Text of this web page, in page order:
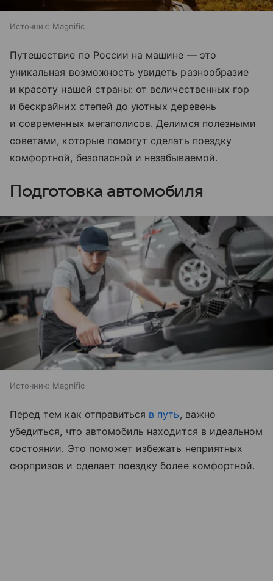
Источник: Magnific
Путешествие по России на машине — это
уникальная возможность увидеть разнообразие
и красоту нашей страны: от величественных гор
и бескрайних степей до уютных деревень
и современных мегаполисов. Делимся полезными
советами, которые помогут сделать поездку
комфортной, безопасной и незабываемой.
Подготовка автомобиля
Источник: Magnific
Перед тем как отправиться в путь, важно
убедиться, что автомобиль находится в идеальном
состоянии. Это поможет избежать неприятных
сюрпризов и сделает поездку более комфортной.